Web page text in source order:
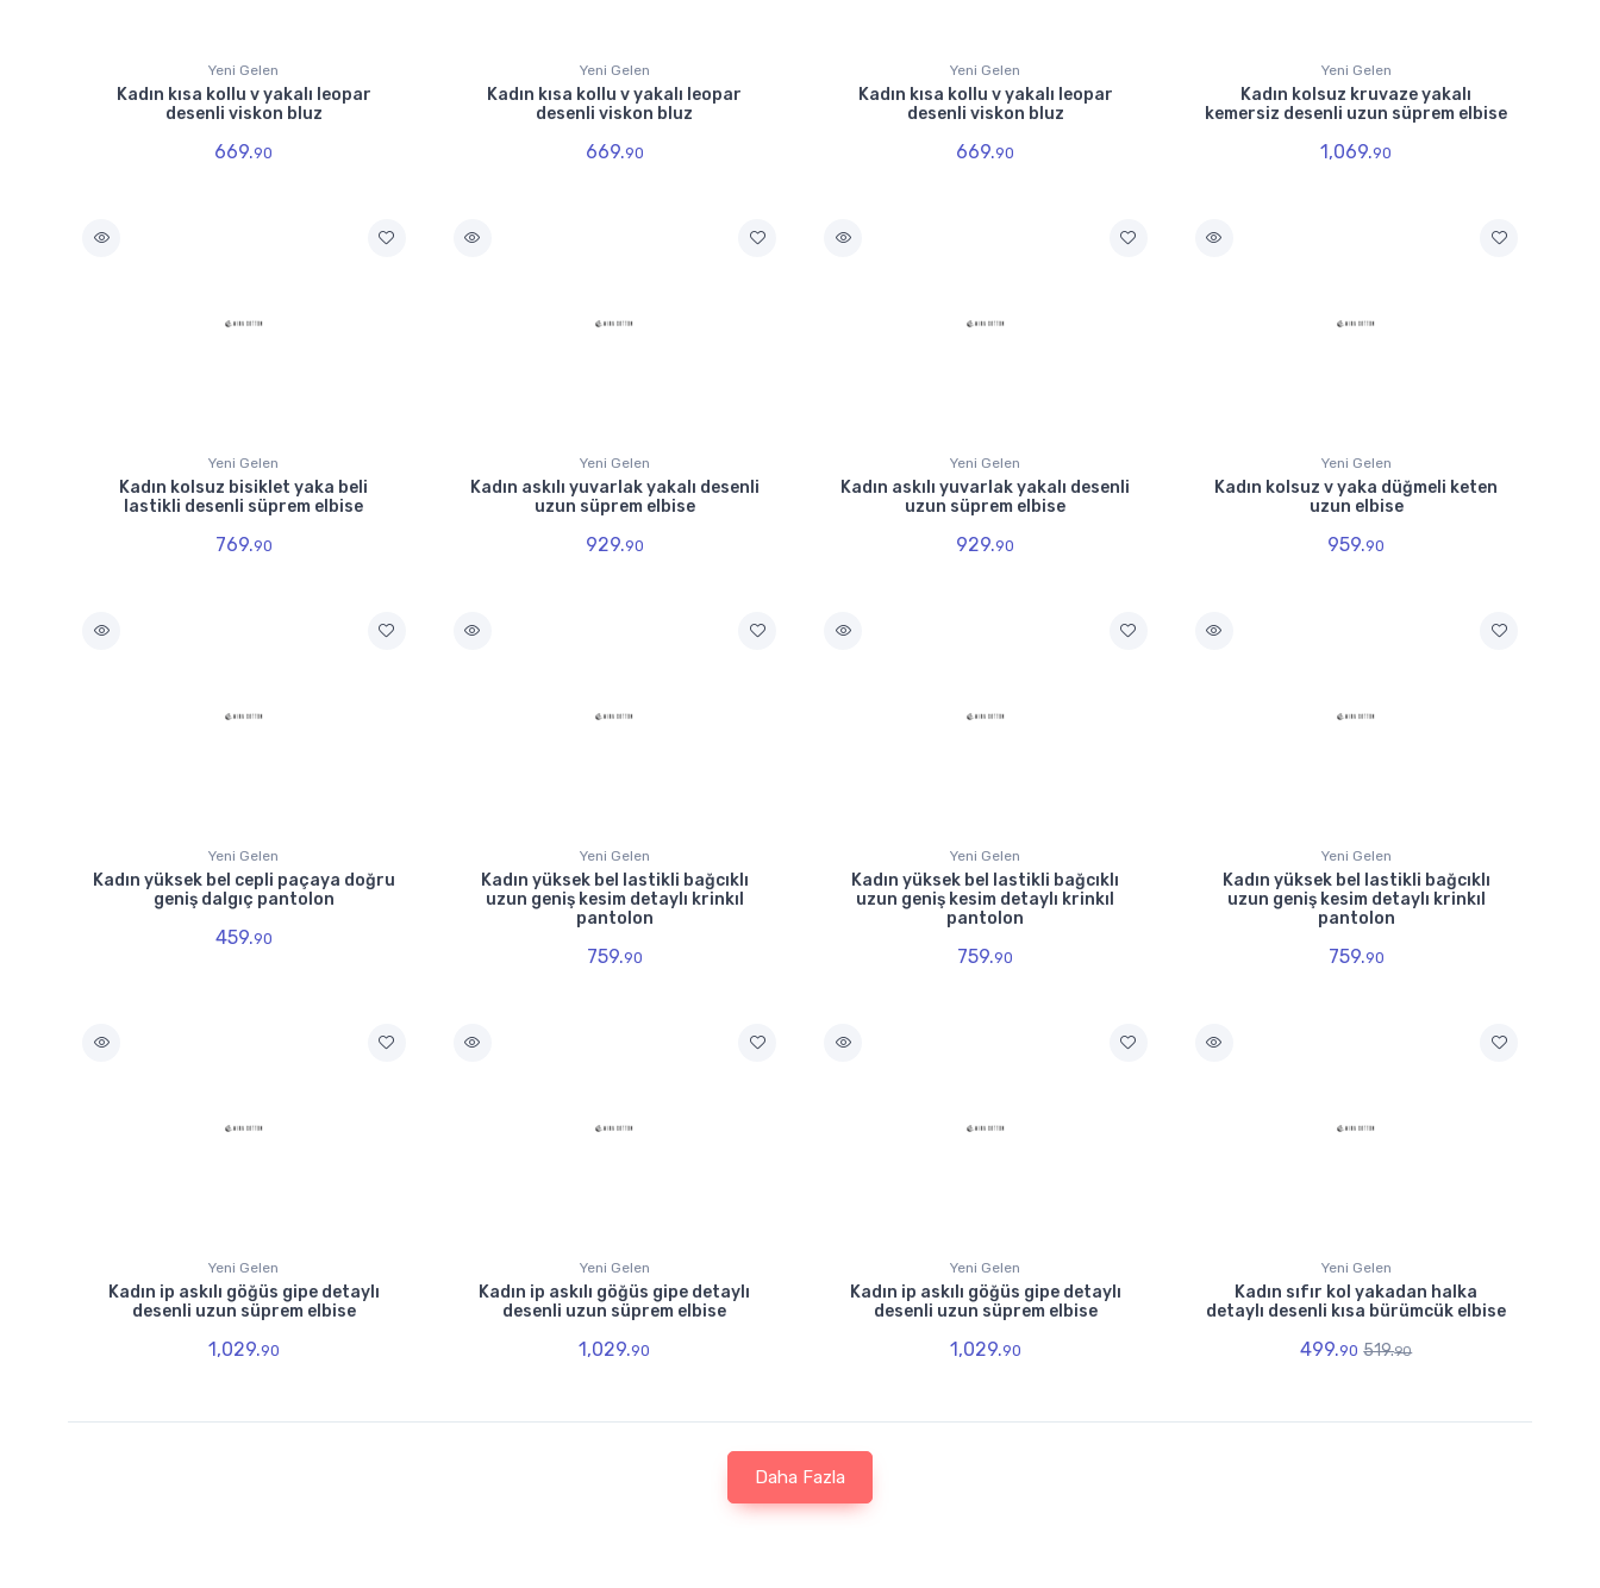
Yeni Gelen
Kadın kısa kollu v yakalı leopar
desenli viskon bluz
669.90
Yeni Gelen
Kadın kısa kollu v yakalı leopar
desenli viskon bluz
669.90
Yeni Gelen
Kadın kısa kollu v yakalı leopar
desenli viskon bluz
669.90
Yeni Gelen
Kadın kolsuz kruvaze yakalı
kemersiz desenli uzun süprem elbise
1,069.90
Yeni Gelen
Kadın kolsuz bisiklet yaka beli
lastikli desenli süprem elbise
769.90
Yeni Gelen
Kadın askılı yuvarlak yakalı desenli
uzun süprem elbise
929.90
Yeni Gelen
Kadın askılı yuvarlak yakalı desenli
uzun süprem elbise
929.90
Yeni Gelen
Kadın kolsuz v yaka düğmeli keten
uzun elbise
959.90
Yeni Gelen
Kadın yüksek bel cepli paçaya doğru
geniş dalgıç pantolon
459.90
Yeni Gelen
Kadın yüksek bel lastikli bağcıklı
uzun geniş kesim detaylı krinkıl
pantolon
759.90
Yeni Gelen
Kadın yüksek bel lastikli bağcıklı
uzun geniş kesim detaylı krinkıl
pantolon
759.90
Yeni Gelen
Kadın yüksek bel lastikli bağcıklı
uzun geniş kesim detaylı krinkıl
pantolon
759.90
Yeni Gelen
Kadın ip askılı göğüs gipe detaylı
desenli uzun süprem elbise
1,029.90
Yeni Gelen
Kadın ip askılı göğüs gipe detaylı
desenli uzun süprem elbise
1,029.90
Yeni Gelen
Kadın ip askılı göğüs gipe detaylı
desenli uzun süprem elbise
1,029.90
Yeni Gelen
Kadın sıfır kol yakadan halka
detaylı desenli kısa bürümcük elbise
499.90 519.90
Daha Fazla